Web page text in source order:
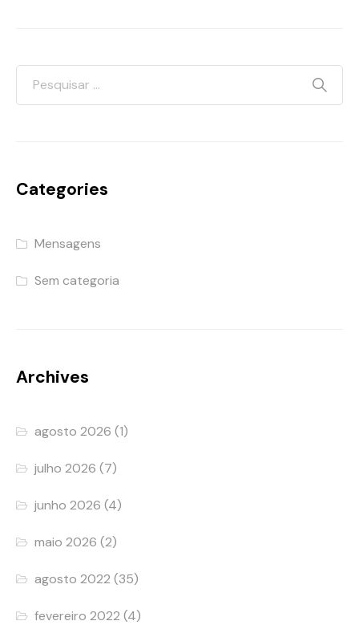
Categories
Mensagens
Sem categoria
Archives
agosto 2026 (1)
julho 2026 (7)
junho 2026 (4)
maio 2026 (2)
agosto 2022 (35)
fevereiro 2022 (4)